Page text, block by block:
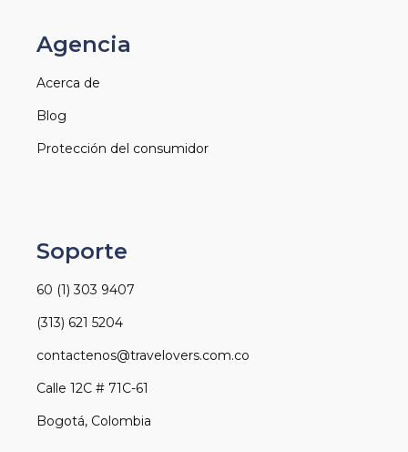
Agencia
Acerca de
Blog
Protección del consumidor
Soporte
60 (1) 303 9407
(313) 621 5204
contactenos@travelovers.com.co
Calle 12C # 71C-61
Bogotá, Colombia